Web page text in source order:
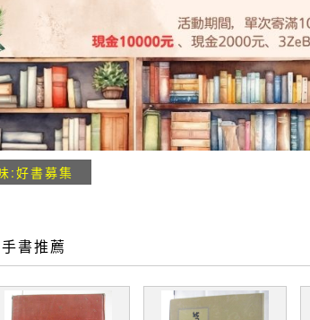
:好書募集
書推薦